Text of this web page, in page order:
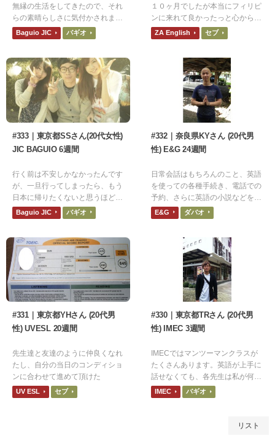
無縁の生活をしてきたので、それ
らの素晴らしさに気付かされまし
た。あと、英語を勉強してすぐ実
践できる環境なので上達が実感で
す。
Baguio JIC バギオ
１０ヶ月でしたが本当にフィリピ
ンに来れて良かったっと心から言
えます
ZA English セブ
#333｜東京都SSさん(20代女性)
JIC BAGUIO 6週間
行く前は不安しかなかったんです
が、一旦行ってしまったら、もう
日本に帰りたくないと思うほど毎
日充実していました。
Baguio JIC バギオ
#332｜奈良県KYさん (20代男
性) E&G 24週間
日常会話はもちろんのこと、英語
を使っての各種手続き、電話での
予約、さらに英語の小説などを難
なく読めるようになりました。
E&G ダバオ
#331｜東京都YHさん (20代男
性) UVESL 20週間
先生達と友達のように仲良くなれ
たし、自分の当日のコンディショ
ンに合わせて進めて頂けた
UV ESL セブ
#330｜東京都TRさん (20代男
性) IMEC 3週間
IMECではマンツーマンクラスが
たくさんあります。英語が上手に
話せなくても、各先生は私が何を
つたえたいのかを理解しようとし
てくれます。意思疎通ができなと
IMEC バギオ
リスト